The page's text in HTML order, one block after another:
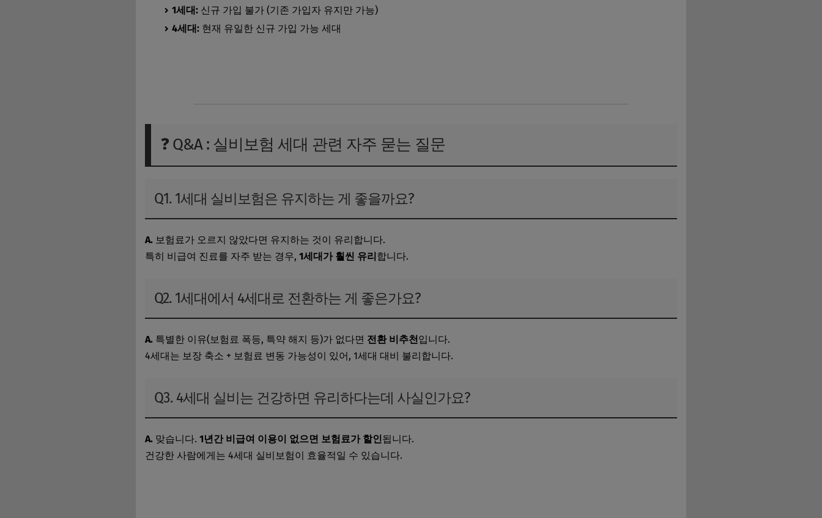
1세대: 신규 가입 불가 (기존 가입자 유지만 가능)
4세대: 현재 유일한 신규 가입 가능 세대
❓ Q&A : 실비보험 세대 관련 자주 묻는 질문
Q1. 1세대 실비보험은 유지하는 게 좋을까요?
A. 보험료가 오르지 않았다면 유지하는 것이 유리합니다.
특히 비급여 진료를 자주 받는 경우, 1세대가 훨씬 유리합니다.
Q2. 1세대에서 4세대로 전환하는 게 좋은가요?
A. 특별한 이유(보험료 폭등, 특약 해지 등)가 없다면 전환 비추천입니다.
4세대는 보장 축소 + 보험료 변동 가능성이 있어, 1세대 대비 불리합니다.
Q3. 4세대 실비는 건강하면 유리하다는데 사실인가요?
A. 맞습니다. 1년간 비급여 이용이 없으면 보험료가 할인됩니다.
건강한 사람에게는 4세대 실비보험이 효율적일 수 있습니다.